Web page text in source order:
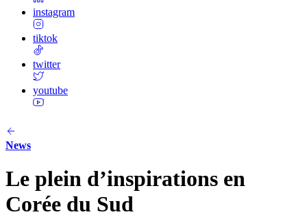
instagram
tiktok
twitter
youtube
News
Le plein d’inspirations en
Corée du Sud